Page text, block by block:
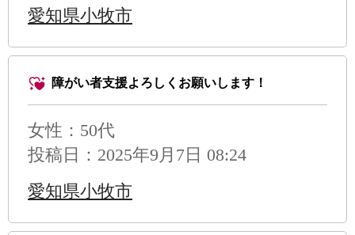
愛知県小牧市
障がい者支援よろしくお願いします！
女性：50代
投稿日：2025年9月7日 08:24
愛知県小牧市